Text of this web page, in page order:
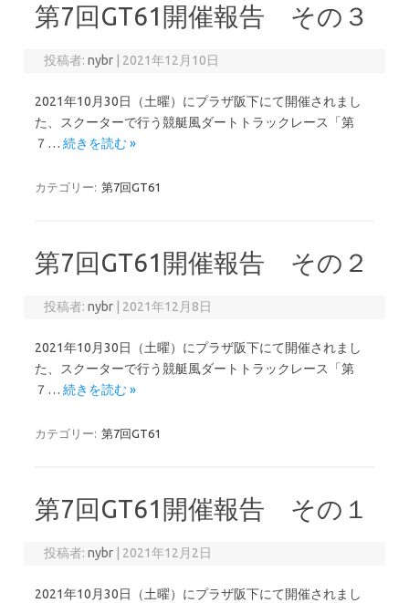
第7回GT61開催報告 その３
投稿者:nybr 2021年12月10日
2021年10月30日（土曜）にプラザ阪下にて開催されまし
た、スクーターで行う競艇風ダートトラックレース「第
７… 続きを読む »
カテゴリー: 第7回GT61
第7回GT61開催報告 その２
投稿者:nybr 2021年12月8日
2021年10月30日（土曜）にプラザ阪下にて開催されまし
た、スクーターで行う競艇風ダートトラックレース「第
７… 続きを読む »
カテゴリー: 第7回GT61
第7回GT61開催報告 その１
投稿者:nybr 2021年12月2日
2021年10月30日（土曜）にプラザ阪下にて開催されまし